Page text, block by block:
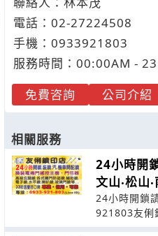
電話： 02-27224508
手機： 0933921 803
服務時間：00:00AM -
免費咨詢
公司介紹
相關服務
24小時開
文山‧松山
24小時開鎖
921803友俐